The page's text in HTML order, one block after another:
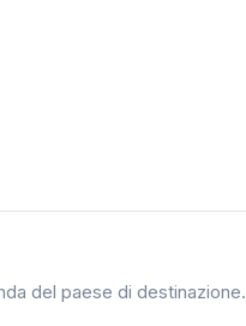
del paese di destinazione.